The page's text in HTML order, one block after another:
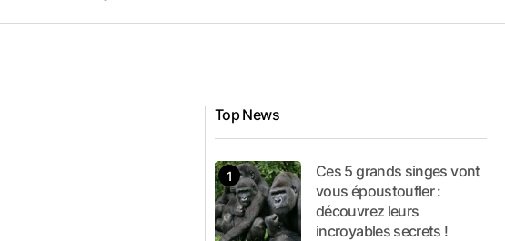
Top News
Ces 5 grands singes vont
vous époustoufler :
découvrez leurs
incroyables secrets !